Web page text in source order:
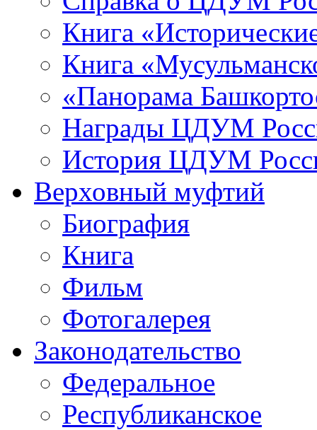
Книга
Книга
«Панорама
Награды ЦДУМ
История ЦДУМ
Верховный муфтий
Биография
Книга
Фильм
Фотогалерея
Законодательство
Федеральное
Республиканское